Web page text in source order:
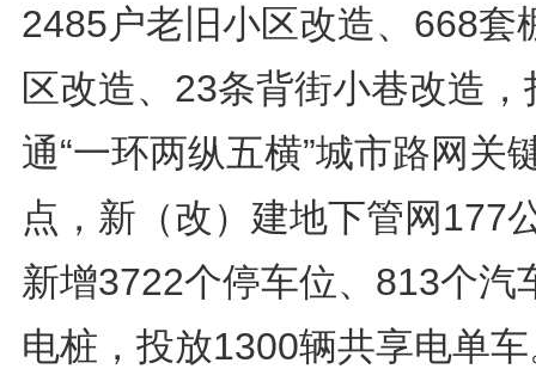
2485户老旧小区改造、668套
区改造、23条背街小巷改造，
通“一环两纵五横”城市路网关
点，新（改）建地下管网177
新增3722个停车位、813个汽
电桩，投放1300辆共享电单